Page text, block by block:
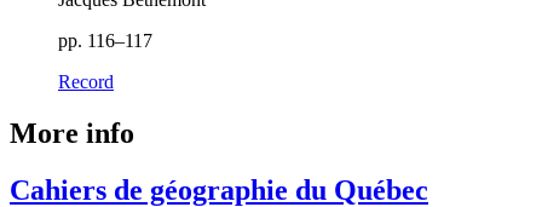
pp. 116–117
Record
More info
Cahiers de géographie du Québec